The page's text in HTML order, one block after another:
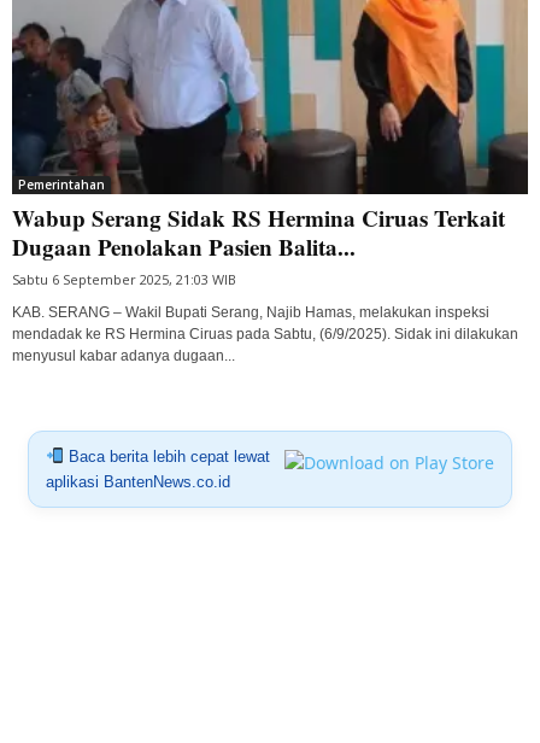
Pemerintahan
Wabup Serang Sidak RS Hermina Ciruas Terkait
Dugaan Penolakan Pasien Balita...
Sabtu 6 September 2025, 21:03 WIB
KAB. SERANG – Wakil Bupati Serang, Najib Hamas, melakukan inspeksi
mendadak ke RS Hermina Ciruas pada Sabtu, (6/9/2025). Sidak ini dilakukan
menyusul kabar adanya dugaan...
Baca berita lebih cepat lewat
aplikasi BantenNews.co.id